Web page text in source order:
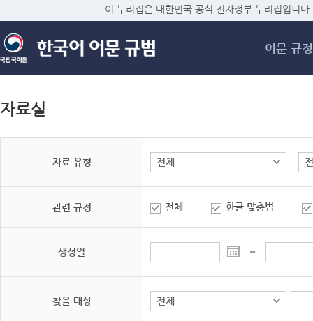
메
이 누리집은 대한민국 공식 전자정부 누리집입니다.
어문 규정
자료실
자료 유형
관련 규정 전체 한글 맞춤법
생성일 ~
찾을 대상